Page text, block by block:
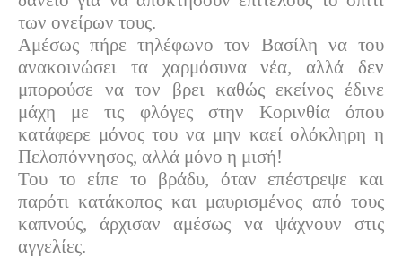
των ονείρων τους.
Αμέσως πήρε τηλέφωνο τον Βασίλη να του
ανακοινώσει τα χαρμόσυνα νέα, αλλά δεν
μπορούσε να τον βρει καθώς εκείνος έδινε
μάχη με τις φλόγες στην Κορινθία όπου
κατάφερε μόνος του να μην καεί ολόκληρη η
Πελοπόννησος, αλλά μόνο η μισή!
Του το είπε το βράδυ, όταν επέστρεψε και
παρότι κατάκοπος και μαυρισμένος από τους
καπνούς, άρχισαν αμέσως να ψάχνουν στις
αγγελίες.